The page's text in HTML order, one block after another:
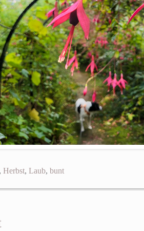
, Herbst, Laub, bunt